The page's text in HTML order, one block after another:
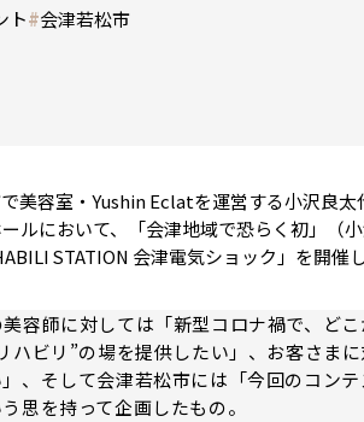
ト#会津若松市
美容室・Yushin Eclatを運営する小沢良太
ルにおいて、「会津地域で恐らく初」（
STATION 会津電気ショック」を開催し
容師に対しては「新型コロナ禍で、どこ
ハビリ”の場を提供したい」、お客さま
、そして会津若松市には「今回のコン
思を持って企画したもの。